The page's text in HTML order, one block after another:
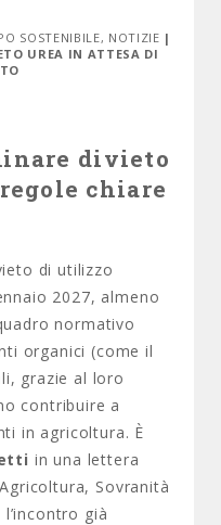
SOSTENIBILE, NOTIZIE |
UREA IN ATTESA DI
divieto
chiare
di utilizzo
2027, almeno
normativo
organici (come il
grazie al loro
contribuire a
in agricoltura. È
in una lettera
Sovranità
già